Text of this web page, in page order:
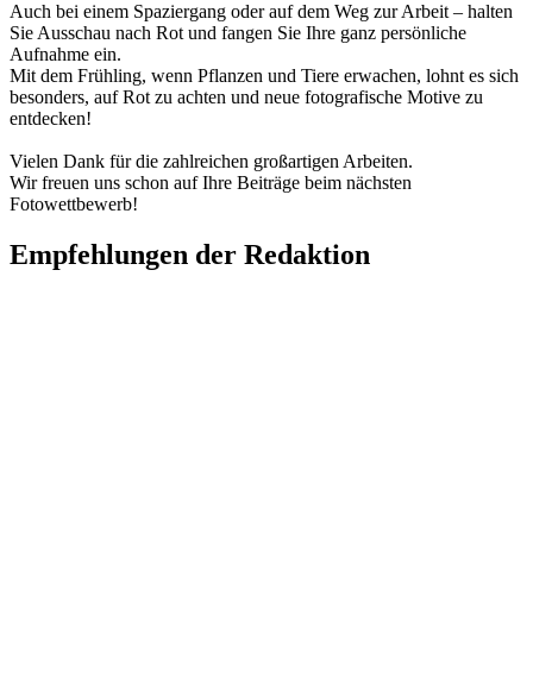
Auch bei einem Spaziergang oder auf dem Weg zur Arbeit – halten
Sie Ausschau nach Rot und fangen Sie Ihre ganz persönliche
Aufnahme ein.
Mit dem Frühling, wenn Pflanzen und Tiere erwachen, lohnt es sich
besonders, auf Rot zu achten und neue fotografische Motive zu
entdecken!
Vielen Dank für die zahlreichen großartigen Arbeiten.
Wir freuen uns schon auf Ihre Beiträge beim nächsten
Fotowettbewerb!
Empfehlungen der Redaktion